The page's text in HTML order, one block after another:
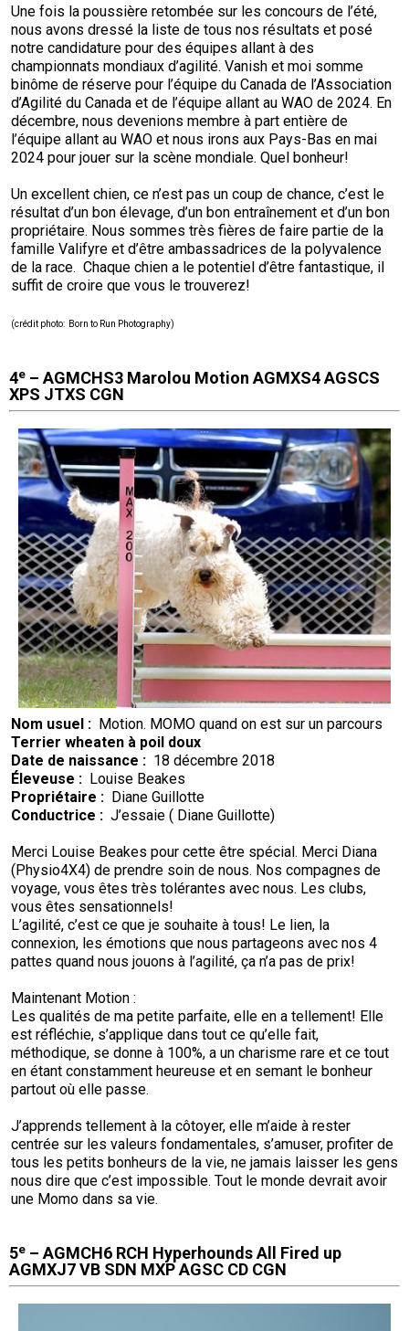
Une fois la poussière retombée sur les concours de l’été,
nous avons dressé la liste de tous nos résultats et posé
notre candidature pour des équipes allant à des
championnats mondiaux d’agilité. Vanish et moi somme
binôme de réserve pour l’équipe du Canada de l’Association
d’Agilité du Canada et de l’équipe allant au WAO de 2024. En
décembre, nous devenions membre à part entière de
l’équipe allant au WAO et nous irons aux Pays-Bas en mai
2024 pour jouer sur la scène mondiale. Quel bonheur!
Un excellent chien, ce n’est pas un coup de chance, c’est le
résultat d’un bon élevage, d’un bon entraînement et d’un bon
propriétaire. Nous sommes très fières de faire partie de la
famille Valifyre et d’être ambassadrices de la polyvalence
de la race. Chaque chien a le potentiel d’être fantastique, il
suffit de croire que vous le trouverez!
(crédit photo: Born to Run Photography)
4e – AGMCHS3 Marolou Motion AGMXS4 AGSCS
XPS JTXS CGN
Nom usuel : Motion. MOMO quand on est sur un parcours
Terrier wheaten à poil doux
Date de naissance : 18 décembre 2018
Éleveuse : Louise Beakes
Propriétaire : Diane Guillotte
Conductrice : J’essaie ( Diane Guillotte)
Merci Louise Beakes pour cette être spécial. Merci Diana
(Physio4X4) de prendre soin de nous. Nos compagnes de
voyage, vous êtes très tolérantes avec nous. Les clubs,
vous êtes sensationnels!
L’agilité, c’est ce que je souhaite à tous! Le lien, la
connexion, les émotions que nous partageons avec nos 4
pattes quand nous jouons à l’agilité, ça n’a pas de prix!
Maintenant Motion :
Les qualités de ma petite parfaite, elle en a tellement! Elle
est réfléchie, s’applique dans tout ce qu’elle fait,
méthodique, se donne à 100%, a un charisme rare et ce tout
en étant constamment heureuse et en semant le bonheur
partout où elle passe.
J’apprends tellement à la côtoyer, elle m’aide à rester
centrée sur les valeurs fondamentales, s’amuser, profiter de
tous les petits bonheurs de la vie, ne jamais laisser les gens
nous dire que c’est impossible. Tout le monde devrait avoir
une Momo dans sa vie.
5e – AGMCH6 RCH Hyperhounds All Fired up
AGMXJ7 VB SDN MXP AGSC CD CGN